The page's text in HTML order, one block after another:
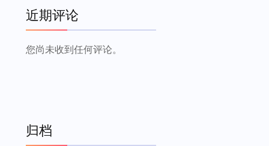
近期评论
您尚未收到任何评论。
归档